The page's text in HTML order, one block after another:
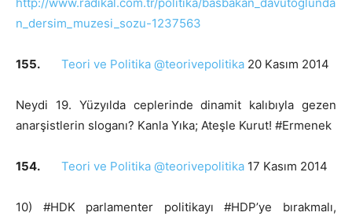
n_dersim_muzesi_sozu-1237563
155. Teori ve Politika @teorivepolitika 20 Kasım 2014
Neydi 19. Yüzyılda ceplerinde dinamit kalıbıyla gezen
anarşistlerin sloganı? Kanla Yıka; Ateşle Kurut! #Ermenek
154. Teori ve Politika @teorivepolitika 17 Kasım 2014
10) #HDK parlamenter politikayı #HDP’ye bırakmalı,